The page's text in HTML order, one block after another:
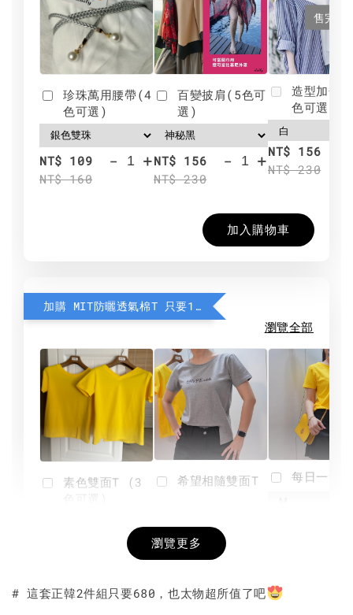
珍珠萬用腰帶(4
色可選)
NT$ 109
NT$ 160
- +
百變披肩(5色可
選)
NT$ 156
NT$ 230
- +
售完
造型加分
色可選)
NT$ 156
NT$ 230
加入購物車
加購 MIT防曬透氣棉T 只要190元
瀏覽全部
素色雙面T (3
+
希望相隨雙面T
NT$ 190
-
每日一笑
瀏覽更多
# 這套正韓2件組只要680，也太物超所值了吧